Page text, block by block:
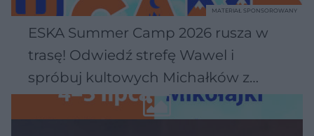
ESKA Summer Camp 2026 rusza w
trasę! Odwiedź strefę Wawel i
spróbuj kultowych Michałków z
Wawelu
MATERIAŁ SPONSOROWANY